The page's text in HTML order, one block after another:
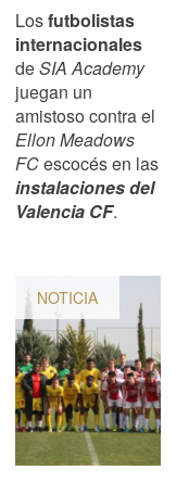
Losfutbolistas
internacionales
deSIA Academy
juegan un
amistoso contra el
Ellon Meadows
FCescocés en las
instalaciones del
Valencia CF.
NOTICIA